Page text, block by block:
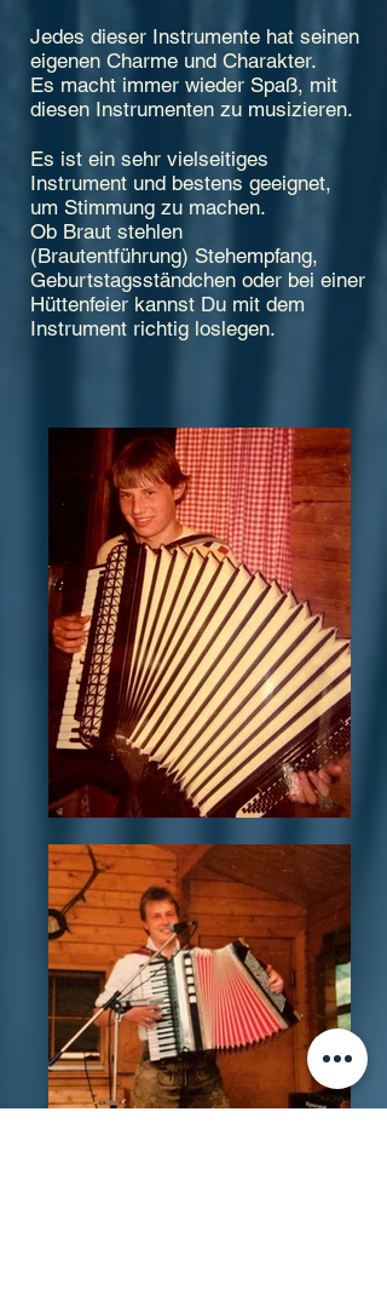
Jedes dieser Instrumente hat seinen
eigenen Charme und Charakter.
Es macht immer wieder Spaß, mit
diesen Instrumenten zu musizieren.
Es ist ein sehr vielseitiges
Instrument und bestens geeignet,
um Stimmung zu machen.
Ob Braut stehlen
(Brautentführung) Stehempfang,
Geburtstagsständchen oder bei einer
Hüttenfeier kannst Du mit dem
Instrument richtig loslegen.